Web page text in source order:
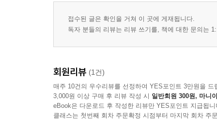
접수된 글은 확인을 거쳐 이 곳에 게재됩니다.
독자 분들의 리뷰는 리뷰 쓰기를, 책에 대한 문의는
회원리뷰 (1건)
매주 10건의 우수리뷰를 선정하여 YES포인트 3만원을 드
3,000원 이상 구매 후 리뷰 작성 시 일반회원 300원, 마니
eBook은 다운로드 후 작성한 리뷰만 YES포인트 지급됩니
클래스는 첫번째 회차 주문확정 시점부터 마지막 회차 주